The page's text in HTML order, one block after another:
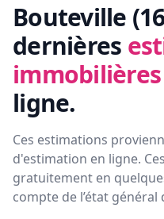
Bouteville
dernières
immobilières
ligne.
Ces estimations
d'estimation en ligne.
gratuitement en
compte de l’état général